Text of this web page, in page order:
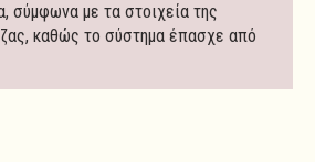
σύμφωνα με τα στοιχεία της
καθώς το σύστημα έπασχε από